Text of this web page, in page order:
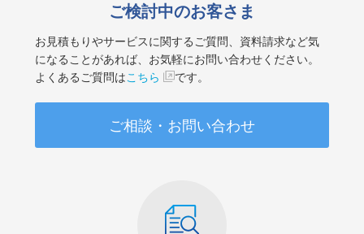
ご検討中のお客さま
お見積もりやサービスに関するご質問、資料請求など気
になることがあれば、お気軽にお問い合わせください。
よくあるご質問はこちら です。
ご相談・お問い合わせ